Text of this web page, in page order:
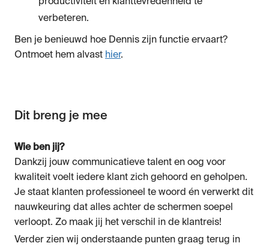
verbeteren.
Ben je benieuwd hoe Dennis zijn functie ervaart?
Ontmoet hem alvast hier.
Dit breng je mee
Wie ben jij?
Dankzij jouw communicatieve talent en oog voor
kwaliteit voelt iedere klant zich gehoord en geholpen.
Je staat klanten professioneel te woord én verwerkt dit
nauwkeuring dat alles achter de schermen soepel
verloopt. Zo maak jij het verschil in de klantreis!
Verder zien wij onderstaande punten graag terug in